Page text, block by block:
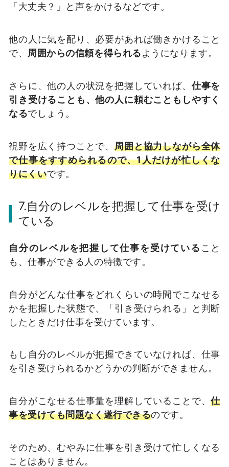
「大丈夫？」と声をかけるなどです。
他の人に気を配り、必要があれば働きかけること
で、 周囲からの信頼を得られるようになります。
さらに、他の人の状況を把握していれば、仕事を
引き受けることも、他の人に頼むこともしやすく
なるでしょう。
視野を広く持つことで、周囲と協力しながら全体
で仕事をすすめられるので、1人だけが忙しくな
りにくいです。
7.自分のレベルを把握して仕事を受け
ている
自分のレベルを把握して仕事を受けている こと
も、仕事ができる人の特徴です。
自分がどんな仕事をどれくらいの時間でこなせる
かを把握した状態で、「引き受けられる」と判断
したときだけ仕事を受けています。
もし自分のレベルが把握できていなければ、仕事
を引き受けられるかどうかの判断ができません。
自分がこなせる仕事量を理解していることで、仕
事を受けても問題なく遂行できるのです。
そのため、むやみに仕事を引き受けて忙しくなる
ことはありません。